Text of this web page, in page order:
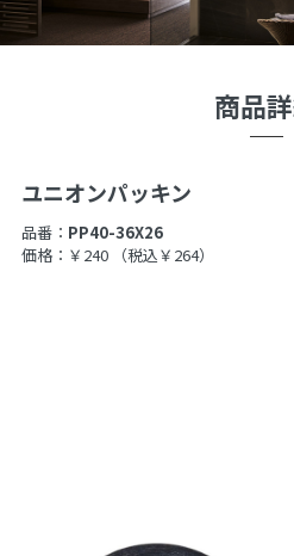
商品
ユニオンパッキン
品番： PP40-36X26
価格：￥240
（税込￥264）